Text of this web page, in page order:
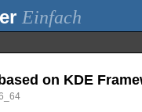
Einfach
on KDE